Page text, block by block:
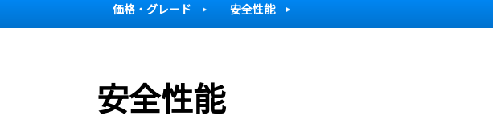
価格・グレード 安全性能
安全性能